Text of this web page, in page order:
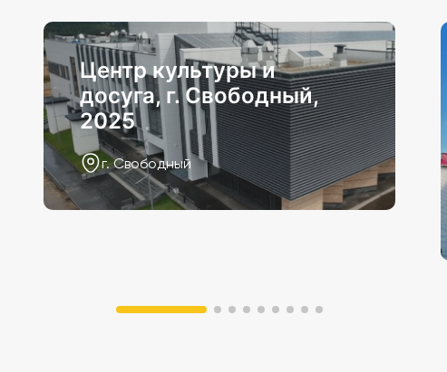
Центр культуры и
досуга, г. Свободный,
2025
г. Свободный